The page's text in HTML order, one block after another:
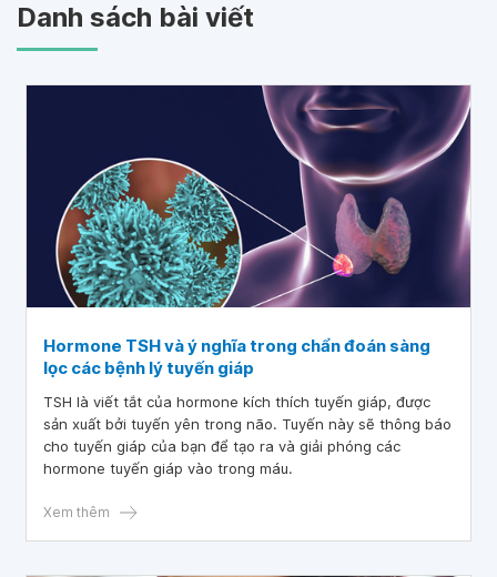
Danh sách bài viết
Hormone TSH và ý nghĩa trong chẩn đoán sàng
lọc các bệnh lý tuyến giáp
TSH là viết tắt của hormone kích thích tuyến giáp, được
sản xuất bởi tuyến yên trong não. Tuyến này sẽ thông báo
cho tuyến giáp của bạn để tạo ra và giải phóng các
hormone tuyến giáp vào trong máu.
Xem thêm